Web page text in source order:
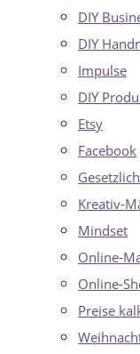
DIY
DIY
Impulse
DIY
Etsy
Facebook
Kreativ-
Mindset
Online-
Online-
Preise